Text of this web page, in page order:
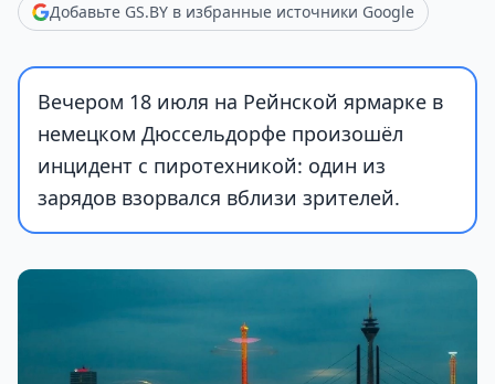
Добавьте GS.BY в избранные источники Google
Вечером 18 июля на Рейнской ярмарке в
немецком Дюссельдорфе произошёл
инцидент с пиротехникой: один из
зарядов взорвался вблизи зрителей.